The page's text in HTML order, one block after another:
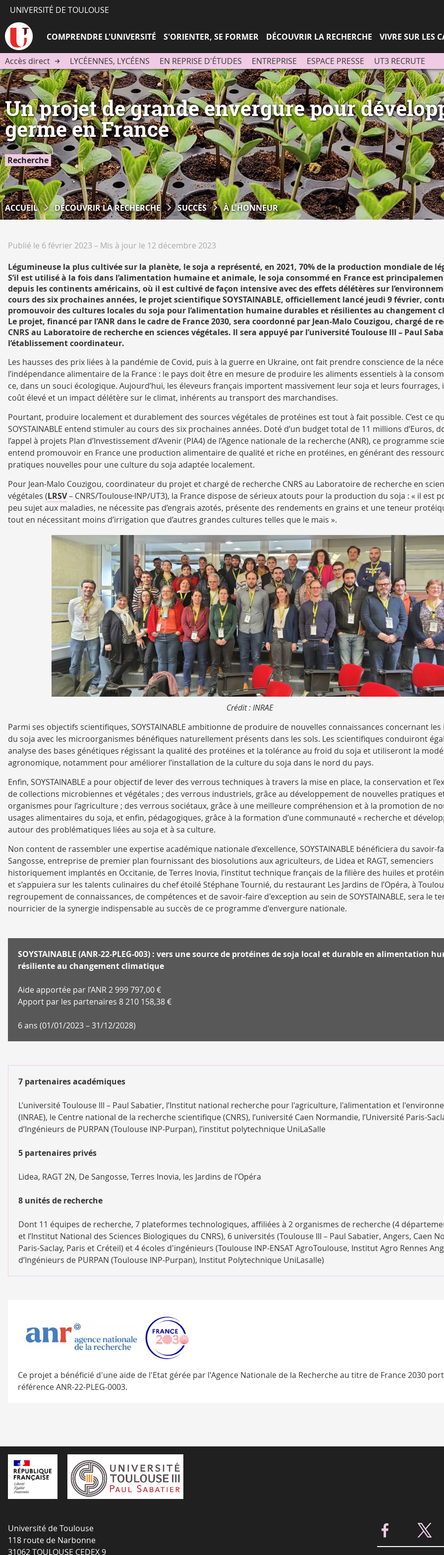
UNIVERSITÉ DE TOULOUSE
COMPRENDRE L'UNIVERSITÉ S'ORIENTER, SE FORMER DÉCOUVRIR LA RECHERCHE VIVRE SUR LES
Accès direct LYCÉENNES, LYCÉENS EN REPRISE D'ÉTUDES ENTREPRISE ESPACE PRESSE UT3 RECRUTE
Un projet de grande envergure pour
germe en France
Recherche
ACCUEIL DÉCOUVRIR LA RECHERCHE SUCCÈS À L'HONNEUR
Publié le 6 février 2023 – Mis à jour le 12 décembre 2023
Légumineuse la plus cultivée sur la planète, le soja a représenté, en 2021, 70% de la production mondiale de
S’il est utilisé à la fois dans l’alimentation humaine et animale, le soja consommé en France est
depuis les continents américains, où il est cultivé de façon intensive avec des effets délétères sur
cours des six prochaines années, le projet scientifique SOYSTAINABLE, officiellement lancé jeudi 9 février,
promouvoir des cultures locales du soja pour l’alimentation humaine durables et résilientes au changement
Le projet, financé par l’ANR dans le cadre de France 2030, sera coordonné par Jean-Malo Couzigou, chargé de
CNRS au Laboratoire de recherche en sciences végétales. Il sera appuyé par l’université Toulouse III – Paul
l’établissement coordinateur.
Les hausses des prix liées à la pandémie de Covid, puis à la guerre en Ukraine, ont fait prendre conscience de la
l’indépendance alimentaire de la France : le pays doit être en mesure de produire les aliments essentiels à la
ce, dans un souci écologique. Aujourd’hui, les éleveurs français importent massivement leur soja et leurs fourrages,
coût élevé et un impact délétère sur le climat, inhérents au transport des marchandises.
Pourtant, produire localement et durablement des sources végétales de protéines est tout à fait possible. C’est ce
SOYSTAINABLE entend stimuler au cours des six prochaines années. Doté d’un budget total de 11 millions d’Euros,
l’appel à projets Plan d’Investissement d’Avenir (PIA4) de l’Agence nationale de la recherche (ANR), ce programme
entend promouvoir en France une production alimentaire de qualité et riche en protéines, en générant des
pratiques nouvelles pour une culture du soja adaptée localement.
Pour Jean-Malo Couzigou, coordinateur du projet et chargé de recherche CNRS au Laboratoire de recherche en
végétales (LRSV– CNRS/Toulouse INP/UT3), la France dispose de sérieux atouts pour la production du soja : « il est
peu sujet aux maladies, ne nécessite pas d’engrais azotés, présente des rendements en grains et une teneur
tout en nécessitant moins d’irrigation que d’autres grandes cultures telles que le maïs ».
Crédit : INRAE
Parmi ses objectifs scientifiques, SOYSTAINABLE ambitionne de produire de nouvelles connaissances concernant
du soja avec les microorganismes bénéfiques naturellement présents dans les sols. Les scientifiques conduiront
analyse des bases génétiques régissant la qualité des protéines et la tolérance au froid du soja et utiliseront la
agronomique, notamment pour améliorer l’installation de la culture du soja dans le nord du pays.
Enfin, SOYSTAINABLE a pour objectif de lever des verrous techniques à travers la mise en place, la conservation et
de collections microbiennes et végétales ; des verrous industriels, grâce au développement de nouvelles pratiques
organismes pour l’agriculture ; des verrous sociétaux, grâce à une meilleure compréhension et à la promotion de
usages alimentaires du soja, et enfin, pédagogiques, grâce à la formation d’une communauté « recherche et
autour des problématiques liées au soja et à sa culture.
Non content de rassembler une expertise académique nationale d’excellence, SOYSTAINABLE bénéficiera du savoir-
Sangosse, entreprise de premier plan fournissant des biosolutions aux agriculteurs, de Lidea et RAGT, semenciers
historiquement implantés en Occitanie, de Terres Inovia, l’institut technique français de la filière des huiles et
et s’appuiera sur les talents culinaires du chef étoilé Stéphane Tournié, du restaurant Les Jardins de l’Opéra, à
regroupement de connaissances, de compétences et de savoir-faire d'exception au sein de SOYSTAINABLE, sera le
nourricier de la synergie indispensable au succès de ce programme d'envergure nationale.
SOYSTAINABLE (ANR-22-PLEG-003) : vers une source de protéines de soja local et durable en alimentation
résiliente au changement climatique
Aide apportée par l’ANR 2 999 797,00 €
Apport par les partenaires 8 210 158,38 €
6 ans (01/01/2023 – 31/12/2028)
7 partenaires académiques
L’université Toulouse III – Paul Sabatier, l’Institut national recherche pour l'agriculture, l'alimentation et
(INRAE), le Centre national de la recherche scientifique (CNRS), l’université Caen Normandie, l’Université Paris-
d’Ingénieurs de PURPAN (Toulouse INP-Purpan), l’institut polytechnique UniLaSalle
5 partenaires privés
Lidea, RAGT 2N, De Sangosse, Terres Inovia, les Jardins de l’Opéra
8 unités de recherche
Dont 11 équipes de recherche, 7 plateformes technologiques, affiliées à 2 organismes de recherche (4
et l’Institut National des Sciences Biologiques du CNRS), 6 universités (Toulouse III – Paul Sabatier, Angers, Caen
Paris-Saclay, Paris et Créteil) et 4 écoles d'ingénieurs (Toulouse INP-ENSAT AgroToulouse, Institut Agro Rennes
d’Ingénieurs de PURPAN (Toulouse INP-Purpan), Institut Polytechnique UniLasalle)
Ce projet a bénéficié d'une aide de l'Etat gérée par l'Agence Nationale de la Recherche au titre de France 2030
référence ANR-22-PLEG-0003.
Université de Toulouse
118 route de Narbonne
31062 TOULOUSE CEDEX 9